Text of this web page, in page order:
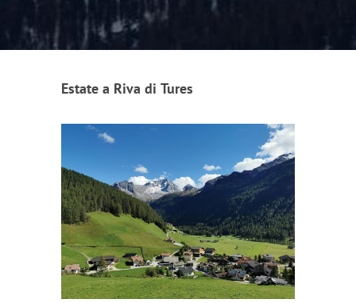
Estate a Riva di Tures